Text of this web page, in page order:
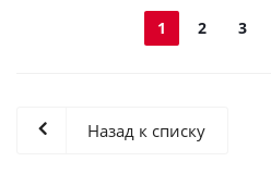
1 2 3
Назад к списку